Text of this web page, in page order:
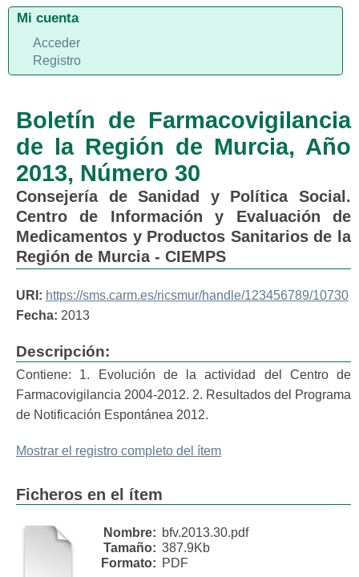
Boletín de Farmacovigilancia
de la Región de Murcia, Año
2013, Número 30
Consejería de Sanidad y Política Social.
Centro de Información y Evaluación de
Medicamentos y Productos Sanitarios de la
Región de Murcia - CIEMPS
URI: https://sms.carm.es/ricsmur/handle/123456789/10730
Fecha: 2013
Descripción:
Contiene: 1. Evolución de la actividad del Centro de
Farmacovigilancia 2004-2012. 2. Resultados del Programa
de Notificación Espontánea 2012.
Mostrar el registro completo del ítem
Ficheros en el ítem
Nombre: bfv.2013.30.pdf
Tamaño: 387.9Kb
Formato: PDF
Mi cuenta
Acceder
Registro